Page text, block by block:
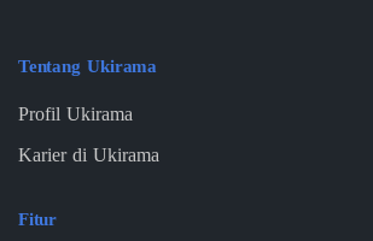
Tentang Ukirama
Profil Ukirama
Karier di Ukirama
Fitur